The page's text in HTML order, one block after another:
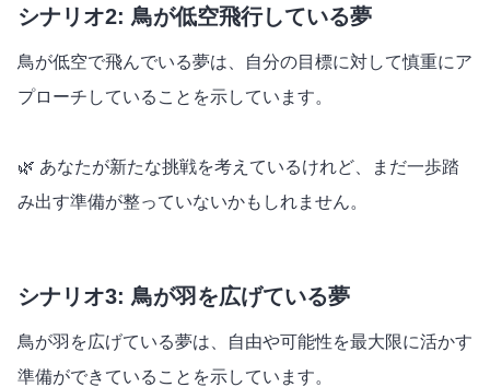
シナリオ2: 鳥が低空飛行している夢
鳥が低空で飛んでいる夢は、自分の目標に対して慎重にア
プローチしていることを示しています。
🌿 あなたが新たな挑戦を考えているけれど、まだ一歩踏
み出す準備が整っていないかもしれません。
シナリオ3: 鳥が羽を広げている夢
鳥が羽を広げている夢は、自由や可能性を最大限に活かす
準備ができていることを示しています。